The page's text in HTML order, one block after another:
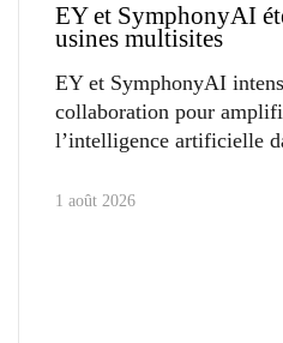
EY et SymphonyAI
usines multisites
EY et SymphonyAI
collaboration pour
l’intelligence artificielle
1 août 2026